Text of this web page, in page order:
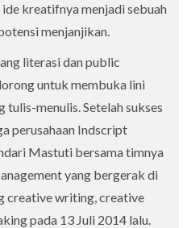
kreatifnya menjadi sebuah
menjanjikan.
literasi dan public
untuk membuka lini
menulis. Setelah sukses
perusahaan Indscript
Mastuti bersama timnya
yang bergerak di
creative writing, creative
pada 13 Juli 2014 lalu.